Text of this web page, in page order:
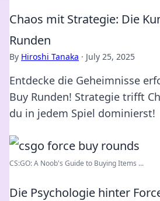
Chaos mit Strategie: Die
Runden
By Hiroshi Tanaka · July 25, 2025
Entdecke die Geheimnisse
Buy Runden! Strategie trifft
du in jedem Spiel dominierst!
CS:GO: A Noob's Guide to Buying Items ...
Die Psychologie hinter